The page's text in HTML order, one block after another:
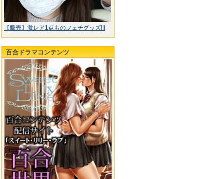
【販売】激レア1点ものフェチグッズ!!!
百合ドラマコンテンツ